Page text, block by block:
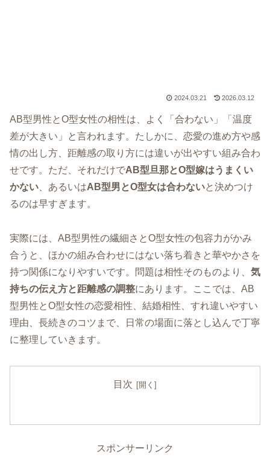
2024.03.21 2026.03.12
AB型男性とO型女性の相性は、よく「合わない」「温度
差が大きい」と言われます。たしかに、恋愛の進め方や感
情の出し方、距離感の取り方には違いが出やすい組み合わ
せです。ただ、それだけでAB型旦那とO型嫁はうまくい
かない 、あるいはAB型男とO型女は合わないと決めつけ
るのは早すぎます。
実際には、AB型男性の繊細さとO型女性の包容力がかみ
合うと、ほかの組み合わせにはない落ち着きと華やかさを
持つ関係になりやすいです。問題は相性そのものより、 気
持ちの伝え方と距離感の調整にあります。ここでは、AB
型男性とO型女性の恋愛相性、結婚相性、すれ違いやすい
理由、長続きのコツまで、日常の場面に落とし込んで丁寧
に整理していきます。
目次
スポンサーリンク